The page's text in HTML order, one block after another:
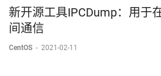
新开源工具IPCDump：用于
间通信
CentOS - 2021-02-11